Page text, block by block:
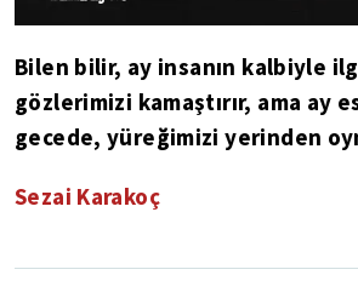
Bilen bilir, ay insanın kalbiyle
gözlerimizi kamaştırır, ama ay
gecede, yüreğimizi yerinden
Sezai Karakoç